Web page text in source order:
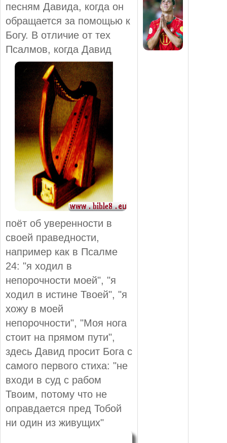
песням Давида, когда он
обращается за помощью к
Богу. В отличие от тех
Псалмов, когда Давид
поёт об уверенности в
своей праведности,
например как в Псалме
24: "я ходил в
непорочности моей", "я
ходил в истине Твоей", "я
хожу в моей
непорочности", "Моя нога
стоит на прямом пути",
здесь Давид просит Бога с
самого первого стиха: "не
входи в суд с рабом
Твоим, потому что не
оправдается пред Тобой
ни один из живущих"